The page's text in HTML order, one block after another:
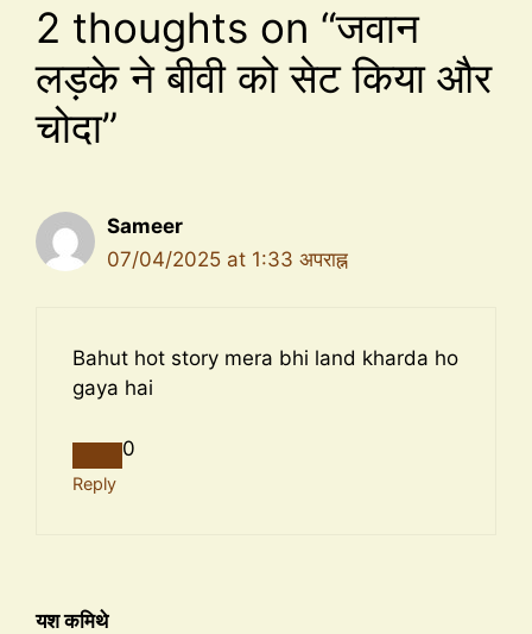
2 thoughts on “जवान
लड़के ने बीवी को सेट किया और
चोदा”
Sameer
07/04/2025 at 1:33 अपराह्न
Bahut hot story mera bhi land kharda ho
gaya hai
0
Reply
यश कमिथे